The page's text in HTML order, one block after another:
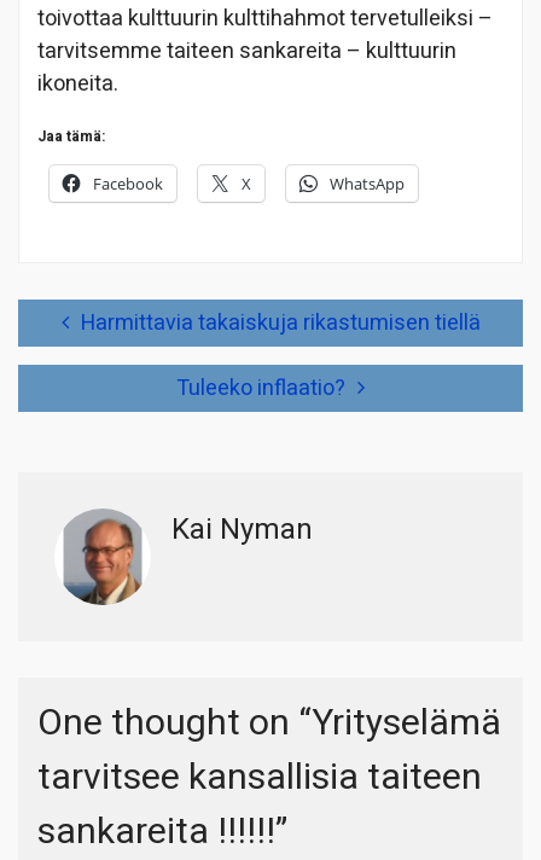
toivottaa kulttuurin kulttihahmot tervetulleiksi –
tarvitsemme taiteen sankareita – kulttuurin
ikoneita.
Jaa tämä:
Facebook X WhatsApp
ArtikkelienHarmittavia takaiskuja rikastumisen tiellä
Tuleeko inflaatio?
Kai Nyman
One thought on “Yrityselämä
tarvitsee kansallisia taiteen
sankareita !!!!!!”